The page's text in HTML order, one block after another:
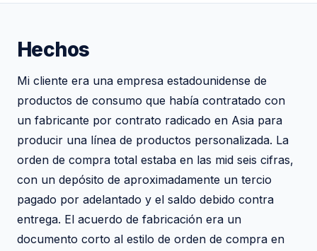
Hechos
Mi cliente era una empresa estadounidense de
productos de consumo que había contratado con
un fabricante por contrato radicado en Asia para
producir una línea de productos personalizada. La
orden de compra total estaba en las mid seis cifras,
con un depósito de aproximadamente un tercio
pagado por adelantado y el saldo debido contra
entrega. El acuerdo de fabricación era un
documento corto al estilo de orden de compra en